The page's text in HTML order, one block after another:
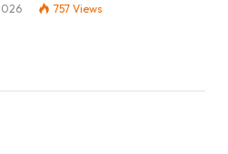
757 Views